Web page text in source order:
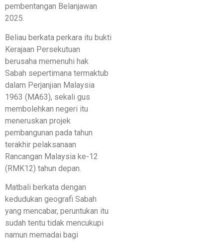
pembentangan Belanjawan
2025.
Beliau berkata perkara itu bukti
Kerajaan Persekutuan
berusaha memenuhi hak
Sabah sepertimana termaktub
dalam Perjanjian Malaysia
1963 (MA63), sekali gus
membolehkan negeri itu
meneruskan projek
pembangunan pada tahun
terakhir pelaksanaan
Rancangan Malaysia ke-12
(RMK12) tahun depan.
Matbali berkata dengan
kedudukan geografi Sabah
yang mencabar, peruntukan itu
sudah tentu tidak mencukupi
namun memadai bagi